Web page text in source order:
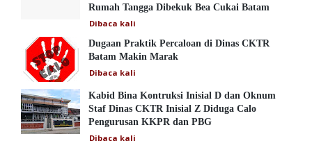
Rumah Tangga Dibekuk Bea Cukai Batam
Dibaca kali
Dugaan Praktik Percaloan di Dinas CKTR
Batam Makin Marak
Dibaca kali
Kabid Bina Kontruksi Inisial D dan Oknum
Staf Dinas CKTR Inisial Z Diduga Calo
Pengurusan KKPR dan PBG
Dibaca kali